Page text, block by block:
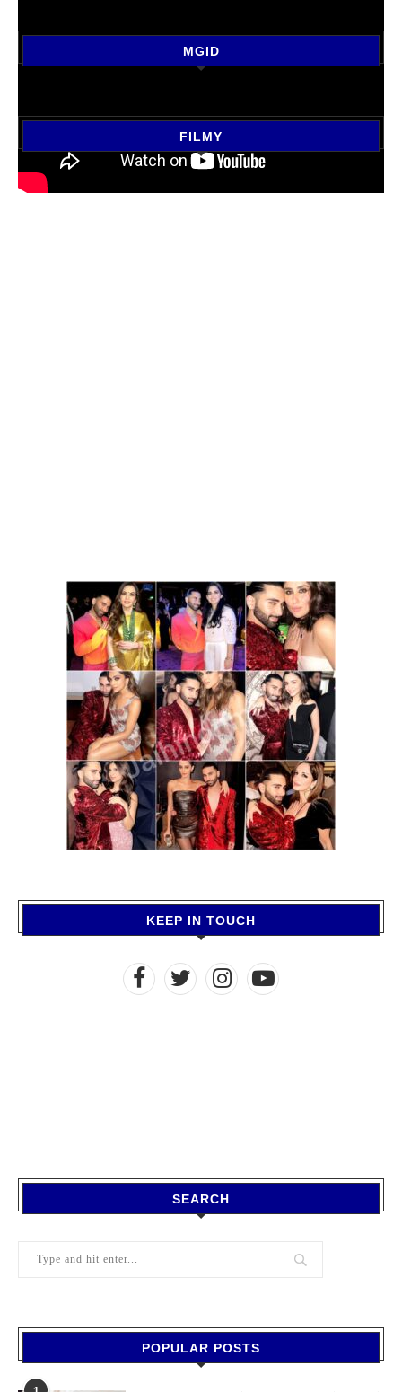
MGID
FILMY
KEEP IN TOUCH
SEARCH
POPULAR POSTS